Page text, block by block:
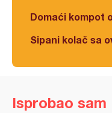
Domaći kompot
Sipani kolač sa
Isprobao sam